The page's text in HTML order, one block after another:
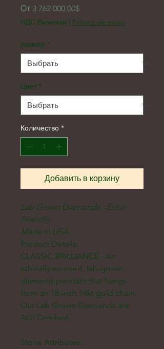
От 3 762 000,00$Спеццена
НДС Включая | Politica de envio
размер *
Цвет *
Количество *
Добавить в корзину
Lab Grown Diamonds - Echo
Friendly
Made in USA
Product Details:
CLASSIC BRILLIANCE - An
ethically-sourced, lab-grown
diamond pendant that hangs
from an 18-inch 14kt gold chain.
Our Lab Grown Diamonds are
AGI Certified.
Stone Attributes: